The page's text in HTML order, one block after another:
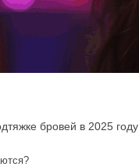
бровей в 2025 году